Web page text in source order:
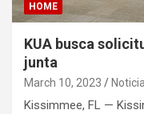
HOME
KUA busca
junta
March 10, 2023
Kissimmee, FL —